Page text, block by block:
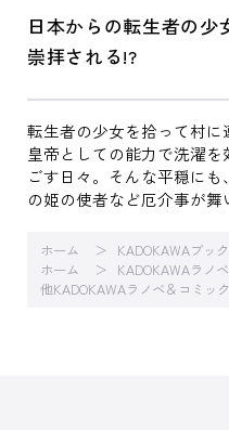
日本からの転生者の
崇拝される!?
転生者の少女を拾って村
皇帝としての能力で洗濯
ごす日々。そんな平穏に
の姫の使者など厄介事が
ホーム KADOKAWAブッ
ホーム
KADOKAWAラノ
他KADOKAWAラノベ＆コミッ